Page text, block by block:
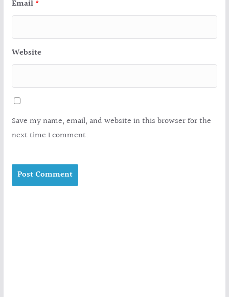
Email *
Website
Save my name, email, and website in this browser for the
next time I comment.